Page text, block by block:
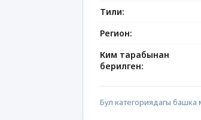
Тили:
Регион:
Ким тарабынан
берилген:
Бул категориядагы башка